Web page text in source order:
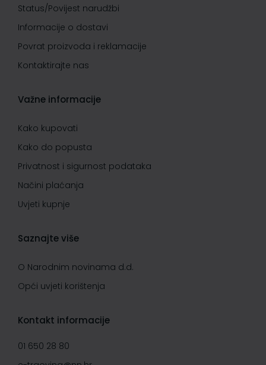
Status/Povijest narudžbi
Informacije o dostavi
Povrat proizvoda i reklamacije
Kontaktirajte nas
Važne informacije
Kako kupovati
Kako do popusta
Privatnost i sigurnost podataka
Načini plaćanja
Uvjeti kupnje
Saznajte više
O Narodnim novinama d.d.
Opći uvjeti korištenja
Kontakt informacije
01 650 28 80